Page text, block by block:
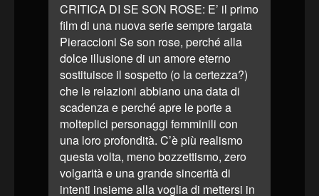
CRITICA DI SE SON ROSE: E’ il primo
film di una nuova serie sempre targata
Pieraccioni Se son rose, perché alla
dolce illusione di un amore eterno
sostituisce il sospetto (o la certezza?)
che le relazioni abbiano una data di
scadenza e perché apre le porte a
molteplici personaggi femminili con
una loro profondità. C’è più realismo
questa volta, meno bozzettismo, zero
volgarità e una grande sincerità di
intenti insieme alla voglia di mettersi in